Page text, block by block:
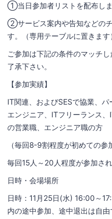
①当日参加者リストを配布しま
②サービス案内や告知などの
す。（専用テーブルに置きます
ご参加は下記の条件のマッチ
了承下さい。
【参加実績】
IT関連、およびSESで協業、
エンジニア、ITフリーランス
の営業職、エンジニア職の方
（毎回8-9割程度が初めての参
毎回15人～20人程度が参加さ
日時・会場場所
日時：11月25日(水) 16:00～
内の途中参加、途中退出は自由